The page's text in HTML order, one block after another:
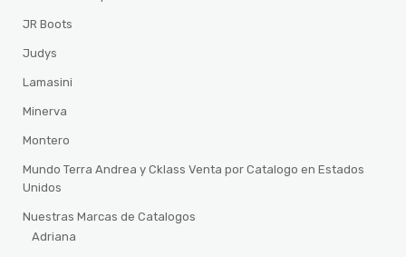
JR Boots
Judys
Lamasini
Minerva
Montero
Mundo Terra Andrea y Cklass Venta por Catalogo en Estados
Unidos
Nuestras Marcas de Catalogos
Adriana